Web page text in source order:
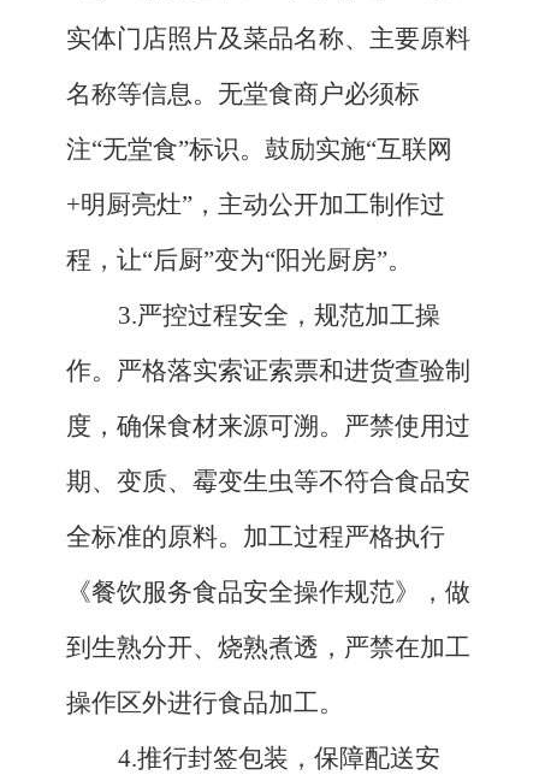
实体门店照片及菜品名称、主要原料
名称等信息。无堂食商户必须标
注“无堂食”标识。鼓励实施“互联网
+明厨亮灶”，主动公开加工制作过
程，让“后厨”变为“阳光厨房”。
3.严控过程安全，规范加工操
作。严格落实索证索票和进货查验制
度，确保食材来源可溯。严禁使用过
期、变质、霉变生虫等不符合食品安
全标准的原料。加工过程严格执行
《餐饮服务食品安全操作规范》，做
到生熟分开、烧熟煮透，严禁在加工
操作区外进行食品加工。
4.推行封签包装，保障配送安